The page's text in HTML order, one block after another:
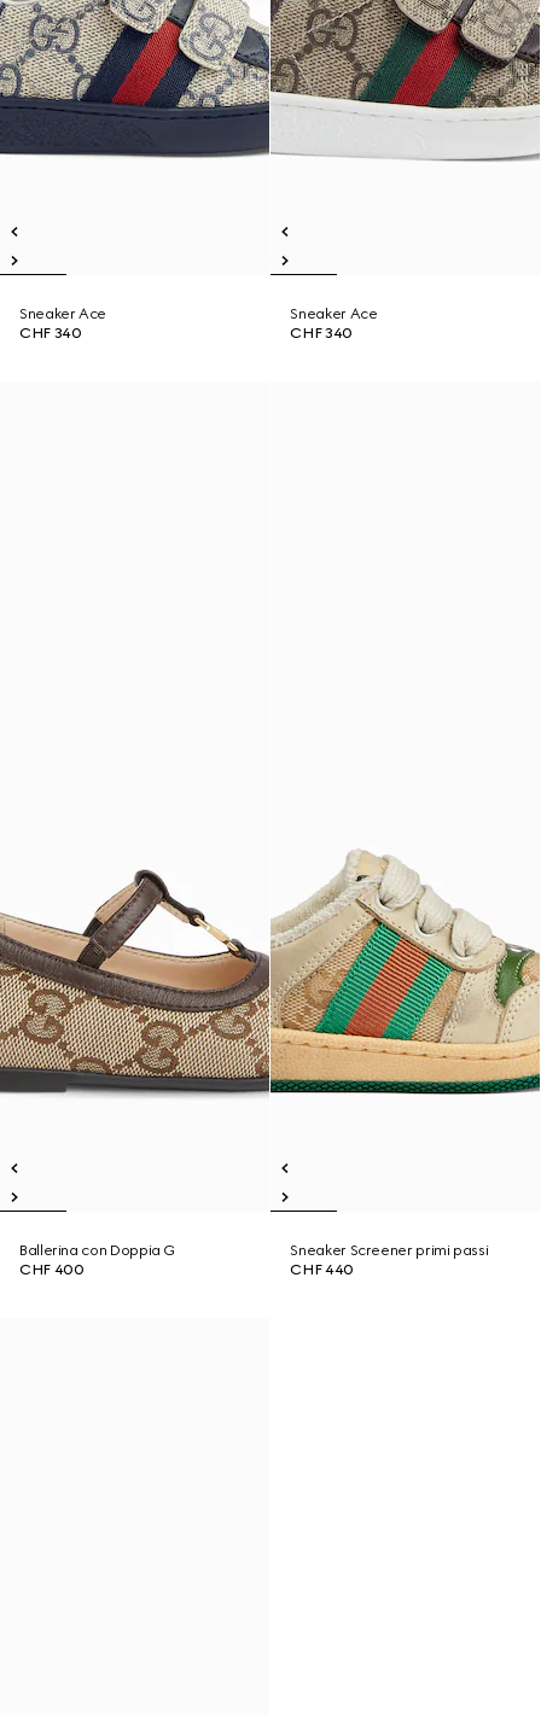
Sneaker Ace
CHF 340
Sneaker Ace
CHF 340
Ballerina con Doppia G
CHF 400
Sneaker Screener primi passi
CHF 440